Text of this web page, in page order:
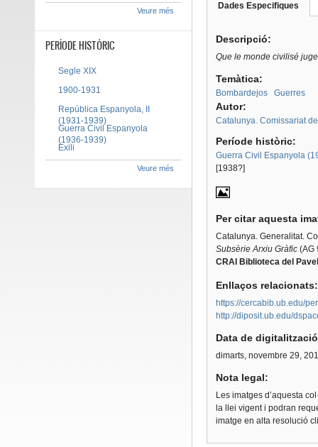
Dades Especifiques
Descripció:
Que le monde civilisé
Temàtica:
Bombardejos Guerres
Autor:
Catalunya. Comissariat
Període històric:
Guerra Civil Espanyola
[1938?]
Per citar aquesta
Catalunya. Generalitat.
Subsèrie Arxiu Gràfic(AG
CRAI Biblioteca del
Enllaços
https://cercabib.ub.edu/
http://diposit.ub.edu/
Data de
dimarts, novembre 29,
Nota legal:
Les imatges d’aquesta
la llei vigent i podran
imatge en alta resolució
Veure més
PERÍODE HISTÒRIC
Segle XIX
1900-1931
República Espanyola, II
(1931-1939)
Guerra Civil Espanyola
(1936-1939)
Exili
Veure més